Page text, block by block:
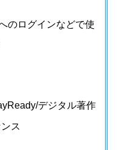
のログインなどで使
デジタル著作
ス